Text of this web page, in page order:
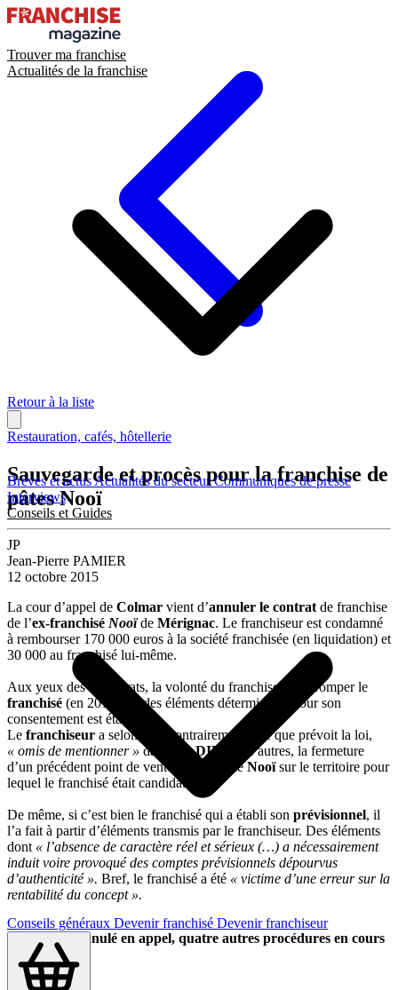
Trouver ma franchise
Actualités de la franchise
Brèves et actusActualités du secteurCommuniqués de presse
Interviews
Conseils et Guides
Conseils généraux Devenir franchisé Devenir franchiseur
Retour à la liste
Restauration, cafés, hôtellerie
Sauvegarde et procès pour la franchise de
pâtes Nooï
JP
Jean-Pierre PAMIER
12 octobre 2015
La cour d’appel de Colmar vient d’annuler le contrat de franchise
de l’ex-franchisé Nooïde Mérignac. Le franchiseur est condamné
à rembourser 170 000 euros à la société franchisée (en liquidation) et
30 000 au franchisé lui-même.
Aux yeux des magistrats, la volonté du franchiseur de tromper le
franchisé (en 2011) sur des éléments déterminants pour son
consentement est établie.
Le franchiseur a selon eux, contrairement à ce que prévoit la loi,
« omis de mentionner » dans sonDIP,
entre autres, la fermeture
d’un précédent point de vente à l’enseigneNooïsur le territoire pour
lequel le franchisé était candidat.
De même, si c’est bien le franchisé qui a établi son prévisionnel, il
l’a fait à partir d’éléments transmis par le franchiseur. Des éléments
dont « l’absence de caractère réel et sérieux (…) a nécessairement
induit voire provoqué des comptes prévisionnels dépourvus
d’authenticité ». Bref, le franchisé a été « victime d’une erreur sur la
rentabilité du concept ».
Un contrat annulé en appel, quatre autres procédures en cours